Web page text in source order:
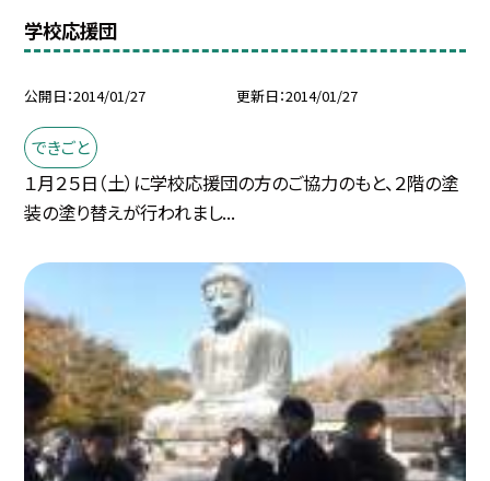
学校応援団
公開日 2014/01/27 更新日 2014/01/27
できごと
１月２５日（土）に学校応援団の方のご協力のもと、２階の塗
装の塗り替えが行われまし...